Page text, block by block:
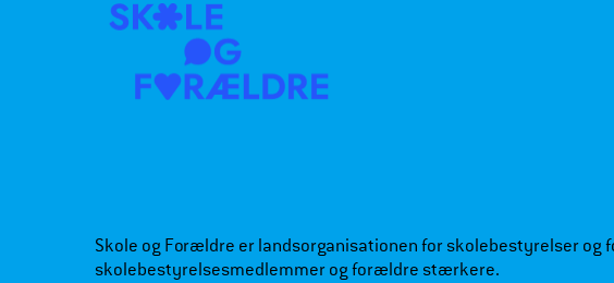
Skole og Forældre er landsorganisationen for skolebestyrelser og
skolebestyrelsesmedlemmer og forældre stærkere.